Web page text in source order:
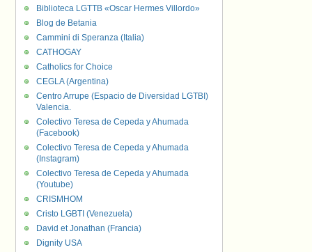
Biblioteca LGTTB «Oscar Hermes Villordo»
Blog de Betania
Cammini di Speranza (Italia)
CATHOGAY
Catholics for Choice
CEGLA (Argentina)
Centro Arrupe (Espacio de Diversidad LGTBI)
Valencia.
Colectivo Teresa de Cepeda y Ahumada
(Facebook)
Colectivo Teresa de Cepeda y Ahumada
(Instagram)
Colectivo Teresa de Cepeda y Ahumada
(Youtube)
CRISMHOM
Cristo LGBTI (Venezuela)
David et Jonathan (Francia)
Dignity USA